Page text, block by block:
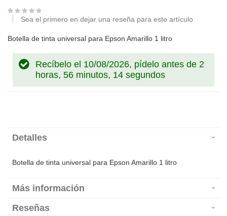
Sea el primero en dejar una reseña para este artículo
Botella de tinta universal para Epson Amarillo 1 litro
Recíbelo el 10/08/2026, pídelo antes de 2
horas, 56 minutos, 14 segundos
Detalles
Botella de tinta universal para Epson Amarillo 1 litro
Más información
Reseñas